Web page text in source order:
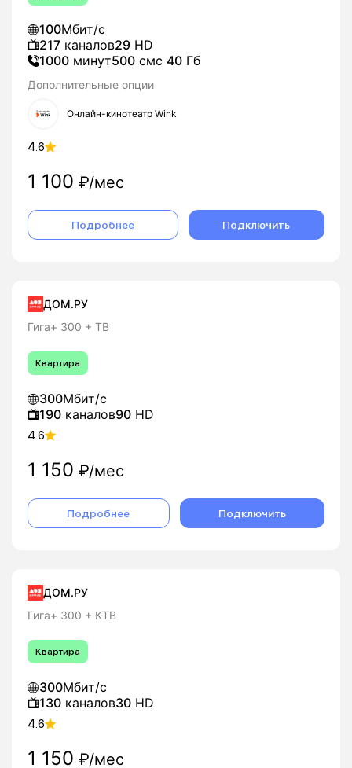
100Мбит/с
217 каналов29 HD
1000 минут500 смс 40 Гб
Дополнительные опции
Онлайн-кинотеатр Wink
4.6
1 100 ₽/мес
Подробнее Подключить
ДОМ.РУ
Гига+ 300 + ТВ
Квартира
300Мбит/с
190 каналов90 HD
4.6
1 150 ₽/мес
Подробнее Подключить
ДОМ.РУ
Гига+ 300 + КТВ
Квартира
300Мбит/с
130 каналов30 HD
4.6
1 150 ₽/мес